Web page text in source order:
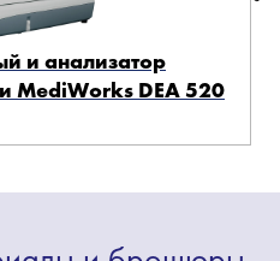
и анализатор
MediWorks DEA 520